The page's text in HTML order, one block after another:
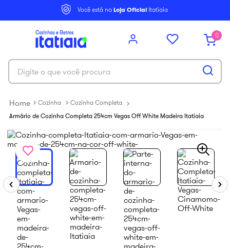
Você está na Loja OficialItatiaia
0
Digite o que você procura
Cozinha
Cozinha Completa
Armário de Cozinha Completa 254cm Vegas Off White Madeira Itatiaia
balcão itatiaia
armário cozinha
9º
renova
new premium